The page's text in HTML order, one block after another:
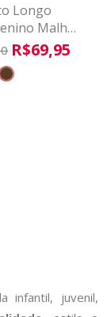
Longo
Malha
R$69,95
infantil, juvenil,